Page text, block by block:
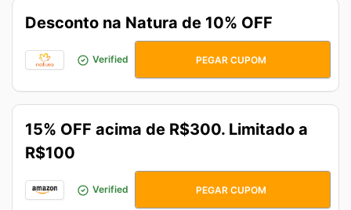
Desconto na Natura de 10% OFF
Verified DESCONTOATIVO
PEGAR CUPOM
15% OFF acima de R$300. Limitado a
R$100
Verified 7DO7LEGAL
PEGAR CUPOM